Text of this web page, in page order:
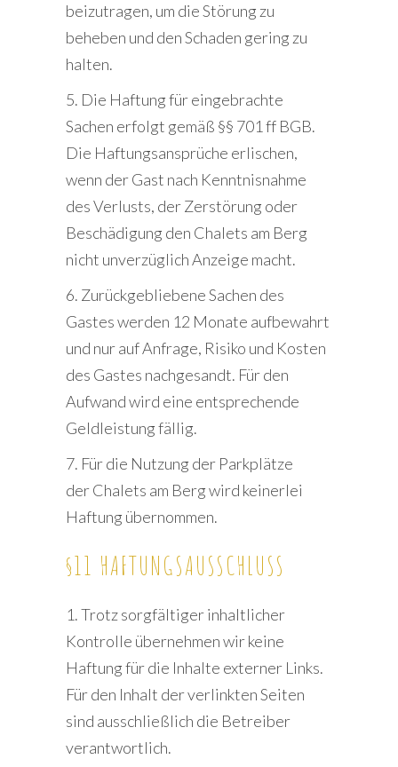
beizutragen, um die Störung zu
beheben und den Schaden gering zu
halten.
5. Die Haftung für eingebrachte
Sachen erfolgt gemäß §§ 701 ff BGB.
Die Haftungsansprüche erlischen,
wenn der Gast nach Kenntnisnahme
des Verlusts, der Zerstörung oder
Beschädigung den Chalets am Berg
nicht unverzüglich Anzeige macht.
6. Zurückgebliebene Sachen des
Gastes werden 12 Monate aufbewahrt
und nur auf Anfrage, Risiko und Kosten
des Gastes nachgesandt. Für den
Aufwand wird eine entsprechende
Geldleistung fällig.
7. Für die Nutzung der Parkplätze
der Chalets am Berg wird keinerlei
Haftung übernommen.
§11 HAFTUNGSAUSSCHLUSS
1. Trotz sorgfältiger inhaltlicher
Kontrolle übernehmen wir keine
Haftung für die Inhalte externer Links.
Für den Inhalt der verlinkten Seiten
sind ausschließlich die Betreiber
verantwortlich.